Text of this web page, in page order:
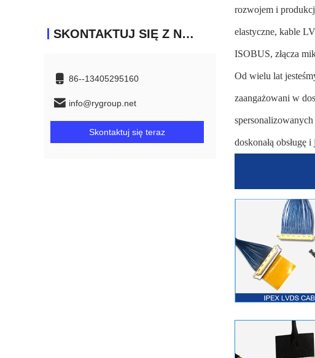
SKONTAKTUJ SIĘ Z NAMI
86--13405295160
info@rygroup.net
Skontaktuj się teraz
rozwojem i
elastyczne, kable
ISOBUS, złącza
Od wielu lat
zaangażowani w
doskonałą obsługę